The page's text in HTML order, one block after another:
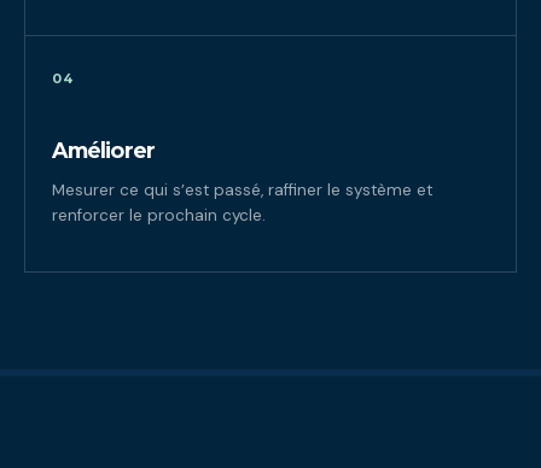
04
Améliorer
Mesurer ce qui s’est passé, raffiner le système et
renforcer le prochain cycle.